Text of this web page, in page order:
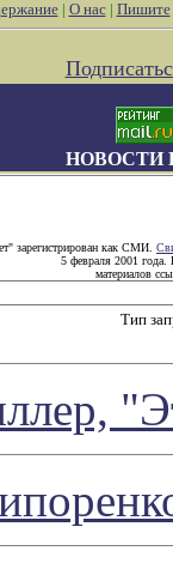
| О нас| Пишите
НОВОСТИ
зарегистрирован как СМИ.
5 февраля 2001 года.
материалов
Тип